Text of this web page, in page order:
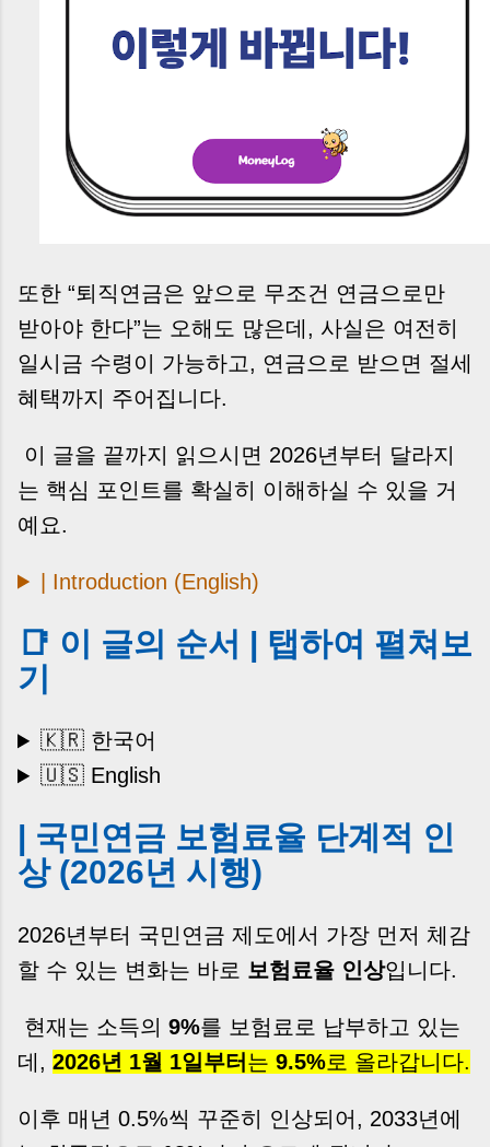
또한 “퇴직연금은 앞으로 무조건 연금으로만
받아야 한다”는 오해도 많은데, 사실은 여전히
일시금 수령이 가능하고, 연금으로 받으면 절세
혜택까지 주어집니다.
이 글을 끝까지 읽으시면 2026년부터 달라지
는 핵심 포인트를 확실히 이해하실 수 있을 거
예요.
| Introduction (English)
📑 이 글의 순서 | 탭하여 펼쳐보
기
🇰🇷 한국어
🇺🇸 English
| 국민연금 보험료율 단계적 인
상 (2026년 시행)
2026년부터 국민연금 제도에서 가장 먼저 체감
할 수 있는 변화는 바로 보험료율 인상입니다.
현재는 소득의 9%를 보험료로 납부하고 있는
데, 2026년 1월 1일부터 는 9.5%로 올라갑니다.
이후 매년 0.5%씩 꾸준히 인상되어, 2033년에